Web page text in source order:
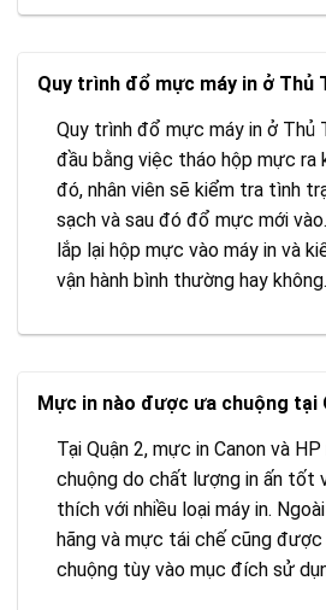
Quy trình đổ mực máy in ở Thủ
Quy trình đổ mực máy in ở Thủ
đầu bằng việc tháo hộp mực ra
đó, nhân viên sẽ kiểm tra tình
sạch và sau đó đổ mực mới
lắp lại hộp mực vào máy in và
vận hành bình thường hay không.
Mực in nào được ưa chuộng tại
Tại Quận 2, mực in Canon và
chuộng do chất lượng in ấn tốt
thích với nhiều loại máy in.
hãng và mực tái chế cũng được
chuộng tùy vào mục đích sử